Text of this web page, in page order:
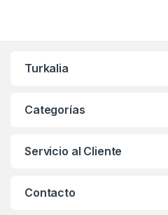
Turkalia
Categorías
Servicio al Cliente
Contacto